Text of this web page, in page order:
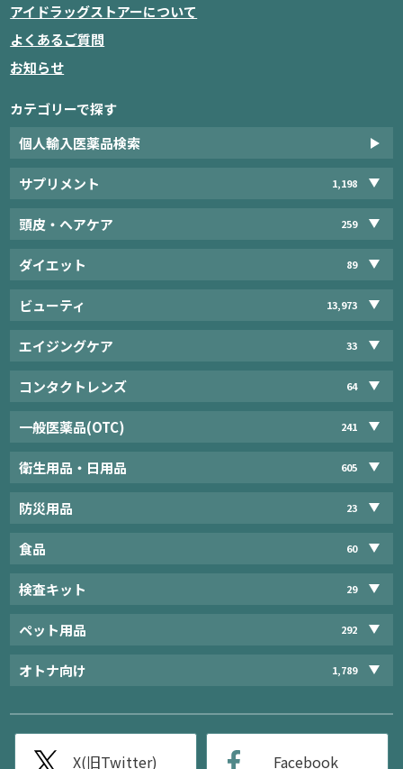
アイドラッグストアーについて
よくあるご質問
お知らせ
カテゴリーで探す
個人輸入医薬品検索
サプリメント 1,198
頭皮・ヘアケア 259
ダイエット 89
ビューティ 13,973
エイジングケア 33
コンタクトレンズ 64
一般医薬品(OTC) 241
衛生用品・日用品 605
防災用品 23
食品 60
検査キット 29
ペット用品 292
オトナ向け 1,789
X(旧Twitter) Facebook